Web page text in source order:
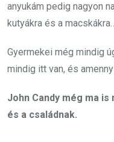
anyukám pedig nagyon
kutyákra és a
Gyermekei még mindig
mindig itt van, és
John Candy még ma
és a családnak.